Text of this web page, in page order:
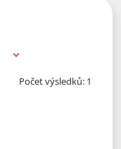
Počet výsledků: 1